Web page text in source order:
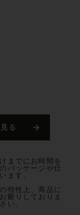
る
までにお時間を
パッケージや仕
ます。
特性上、商品に
断りしておりま
い。